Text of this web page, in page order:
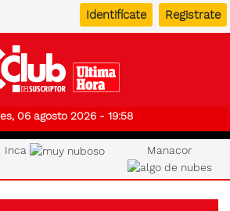
Identifícate Registrate
06 agosto 2026 - 19:58
Inca Manacor